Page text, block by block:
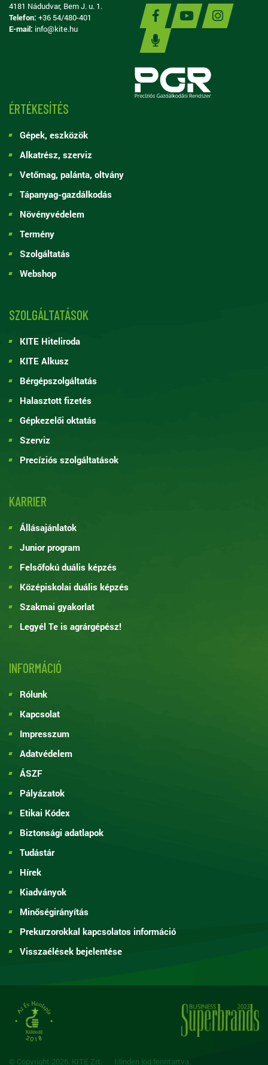
4181 Nádudvar, Bem J. u. 1.
Telefon: +36 54/480-401
E-mail: info@kite.hu
ÉRTÉKESÍTÉS
Gépek, eszközök
Alkatrész, szerviz
Vetőmag, palánta, oltvány
Tápanyag-gazdálkodás
Növényvédelem
Termény
Szolgáltatás
Webshop
SZOLGÁLTATÁSOK
KITE Hiteliroda
KITE Alkusz
Bérgépszolgáltatás
Halasztott fizetés
Gépkezelői oktatás
Szerviz
Precíziós szolgáltatások
KARRIER
Állásajánlatok
Junior program
Felsőfokú duális képzés
Középiskolai duális képzés
Szakmai gyakorlat
Legyél Te is agrárgépész!
INFORMÁCIÓ
Rólunk
Kapcsolat
Impresszum
Adatvédelem
ÁSZF
Pályázatok
Etikai Kódex
Biztonsági adatlapok
Tudástár
Hírek
Kiadványok
Minőségirányítás
Prekurzorokkal kapcsolatos információ
Visszaélések bejelentése
© Copyright 2026. KITE Zrt. Minden jog fenntartva.